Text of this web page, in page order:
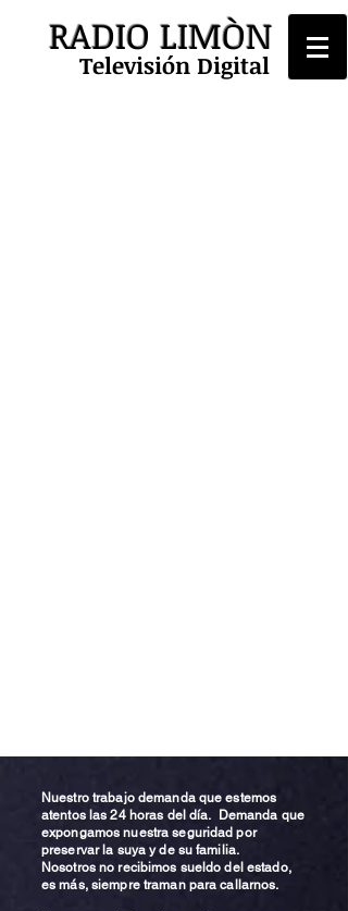
RADIO LIMÒN
Televisión Digital
Nuestro trabajo demanda que estemos
atentos las 24 horas del día. Demanda que
expongamos nuestra seguridad por
preservar la suya y de su familia.
Nosotros no recibimos sueldo del estado,
es más, siempre traman para callarnos.